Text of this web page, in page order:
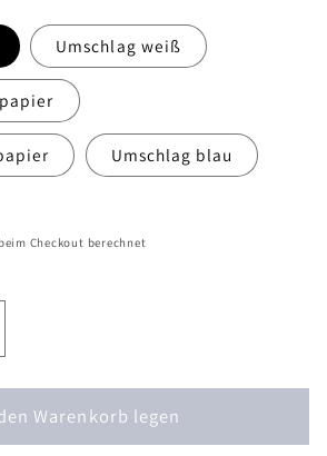
Umschlag weiß
Umschlag blau
Checkout berechnet
Warenkorb legen